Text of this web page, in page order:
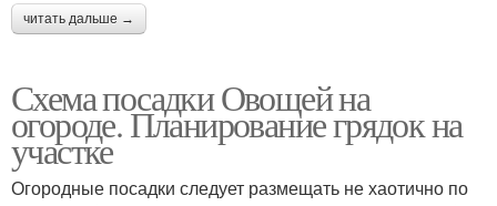
читать дальше →
Схема посадки Овощей на
огороде. Планирование грядок на
участке
Огородные посадки следует размещать не хаотично по